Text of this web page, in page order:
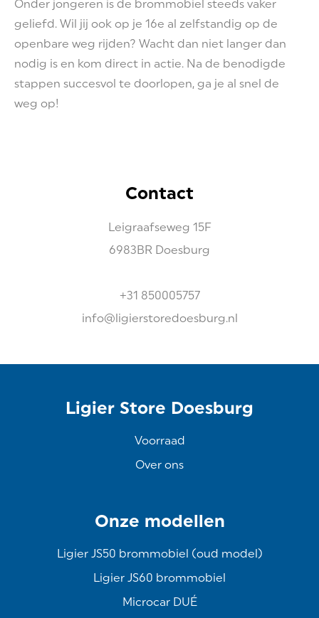
Onder jongeren is de brommobiel steeds vaker
geliefd. Wil jij ook op je 16e al zelfstandig op de
openbare weg rijden? Wacht dan niet langer dan
nodig is en kom direct in actie. Na de benodigde
stappen succesvol te doorlopen, ga je al snel de
weg op!
Contact
Leigraafseweg 15F
6983BR Doesburg
+31 850005757
info@ligierstoredoesburg.nl
Ligier Store Doesburg
Voorraad
Over ons
Onze modellen
Ligier JS50 brommobiel (oud model)
Ligier JS60 brommobiel
Microcar DUÉ